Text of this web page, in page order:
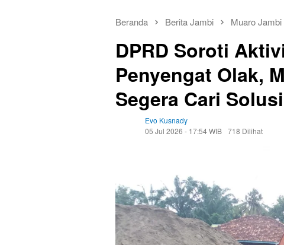
Beranda Berita Jambi Muaro Jambi
DPRD Soroti
Penyengat Olak,
Segera Cari Solusi
Evo Kusnady
05 Jul 2026 - 17:54 WIB 718 Dilihat